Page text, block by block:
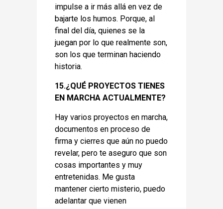
impulse a ir más allá en vez de
bajarte los humos. Porque, al
final del día, quienes se la
juegan por lo que realmente son,
son los que terminan haciendo
historia.
15.¿QUÉ PROYECTOS TIENES
EN MARCHA ACTUALMENTE?
Hay varios proyectos en marcha,
documentos en proceso de
firma y cierres que aún no puedo
revelar, pero te aseguro que son
cosas importantes y muy
entretenidas. Me gusta
mantener cierto misterio, puedo
adelantar que vienen